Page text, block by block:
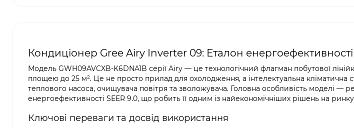
Кондиціонер Gree Airy Inverter 09: Еталон енергоефективності
Модель GWH09AVCXB-K6DNA1B серії Airy — це технологічний флагман побутової
площею до 25 м². Це не просто прилад для охолодження, а інтелектуальна кліматична
теплового насоса, очищувача повітря та зволожувача. Головна особливість моделі —
енергоефективності SEER 9.0, що робить її одним із найекономічніших рішень на
Ключові переваги та досвід використання